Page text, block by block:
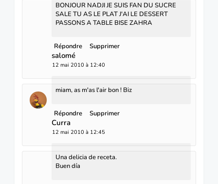
BONJOUR NADJI JE SUIS FAN DU SUCRE
SALE TU AS LE PLAT J'AI LE DESSERT
PASSONS A TABLE BISE ZAHRA
Répondre Supprimer
salomé
12 mai 2010 à 12:40
miam, as m'as l'air bon ! Biz
Répondre Supprimer
Curra
12 mai 2010 à 12:45
Una delicia de receta.
Buen día